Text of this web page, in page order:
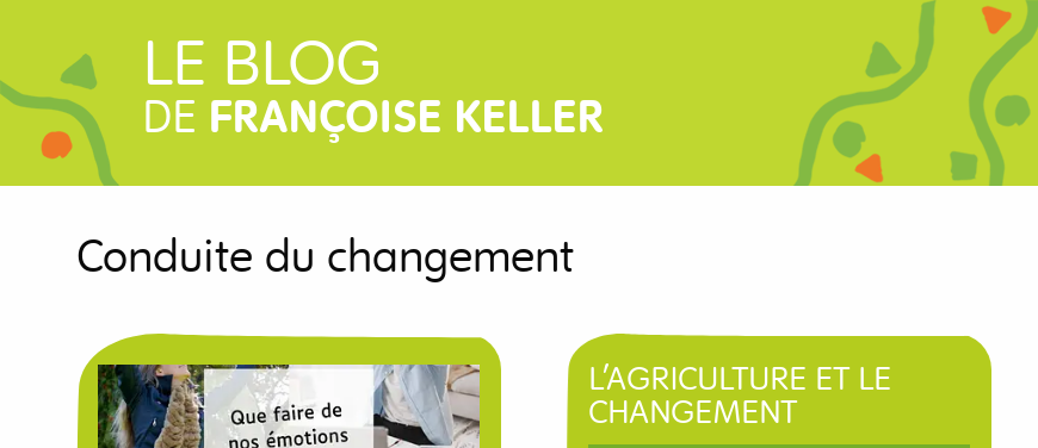
LE BLOG
DE FRANÇOISE KELLER
Conduite du changement
L’AGRICULTURE ET LE
CHANGEMENT